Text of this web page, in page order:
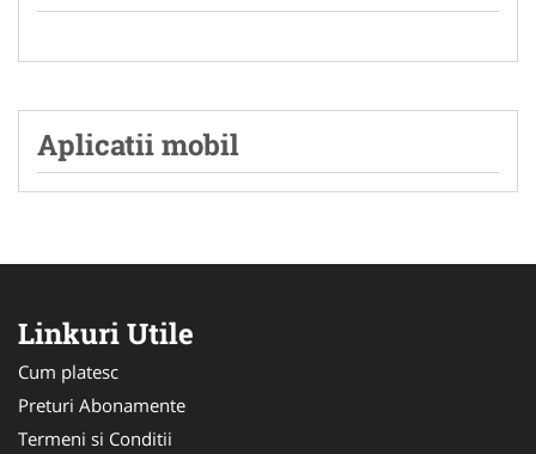
Aplicatii mobil
Linkuri Utile
Cum platesc
Preturi Abonamente
Termeni si Conditii